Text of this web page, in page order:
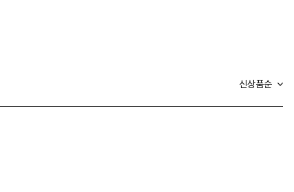
신상품순